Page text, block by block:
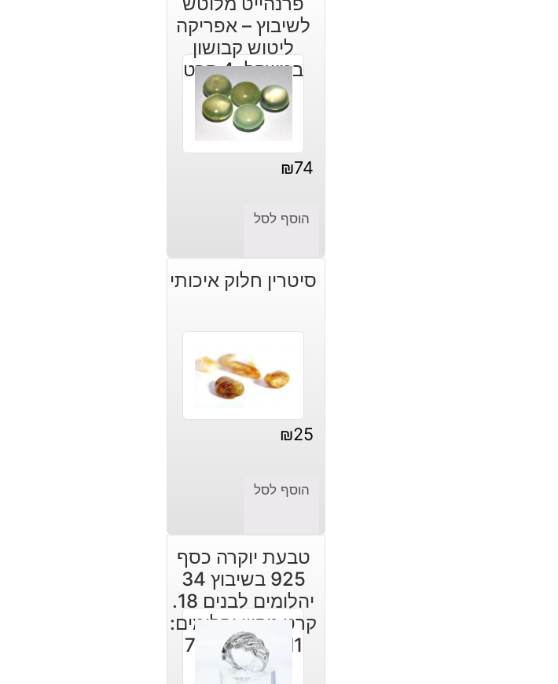
לשיבוץ – אפריקה
ליטוש קבושון
במשקל: 4 קרט
₪74
הוסף לסל
סיטרין חלוק איכותי
₪25
הוסף לסל
טבעת יוקרה כסף
925 בשיבוץ 34
יהלומים לבנים 18.
קרט ניקיון יהלומים:
I1 במידה: 7.25